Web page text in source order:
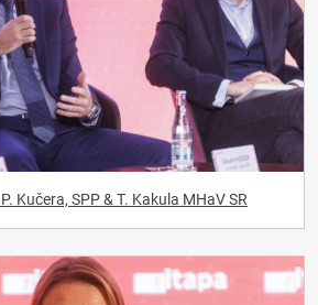
Kučera, SPP & T. Kakula MHaV SR